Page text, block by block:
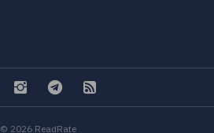
© 2026 ReadRate